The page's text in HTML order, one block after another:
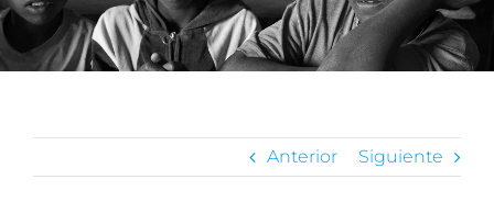
Anterior Siguiente